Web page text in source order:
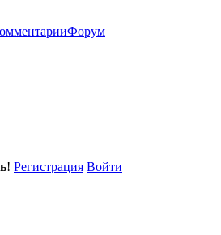
Форум
! Регистрация Войти